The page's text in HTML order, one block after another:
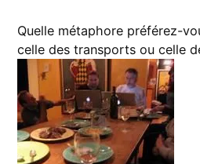
Quelle métaphore préférez-
celle des transports ou celle